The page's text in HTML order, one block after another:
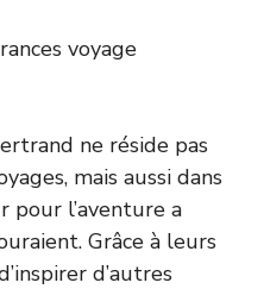
voyage
ne réside pas
mais aussi dans
pour l’aventure a
Grâce à leurs
d’autres